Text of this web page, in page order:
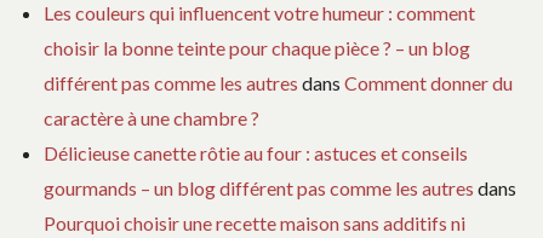
Les couleurs qui influencent votre humeur : comment
choisir la bonne teinte pour chaque pièce ? – un blog
différent pas comme les autres dans Comment donner du
caractère à une chambre ?
Délicieuse canette rôtie au four : astuces et conseils
gourmands – un blog différent pas comme les autres dans
Pourquoi choisir une recette maison sans additifs ni